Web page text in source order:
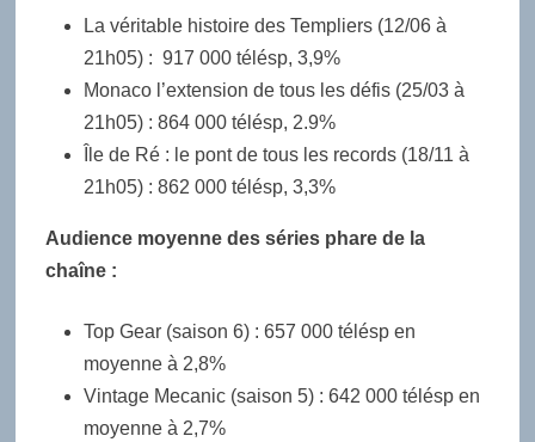
La véritable histoire des Templiers (12/06 à
21h05) : 917 000 télésp, 3,9%
Monaco l’extension de tous les défis (25/03 à
21h05) : 864 000 télésp, 2.9%
Île de Ré : le pont de tous les records (18/11 à
21h05) : 862 000 télésp, 3,3%
Audience moyenne des séries phare de la
chaîne :
Top Gear (saison 6) : 657 000 télésp en
moyenne à 2,8%
Vintage Mecanic (saison 5) : 642 000 télésp en
moyenne à 2,7%